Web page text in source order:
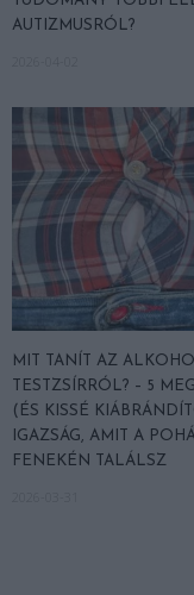
AUTIZMUSRÓL?
MIT TANÍT AZ
TESTZSÍRRÓL? – 5
(ÉS KISSÉ
IGAZSÁG, AMIT A
FENEKÉN TALÁLSZ